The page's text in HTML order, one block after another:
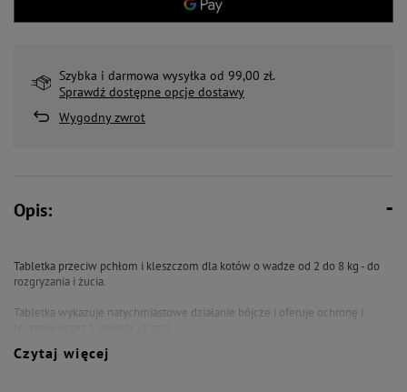
Szybka i darmowa wysyłka od 99,00 zł.
Sprawdź dostępne opcje dostawy
Wygodny zwrot
Opis:
Tabletka przeciw pchłom i kleszczom dla kotów o wadze od 2 do 8 kg - do
rozgryzania i żucia.
Tabletka wykazuje natychmiastowe działanie bójcze i oferuje ochronę i
Opakowanie zawiera 1 małą tabletkę przeciw kleszczom i pchłom AdTab™
Czytaj więcej